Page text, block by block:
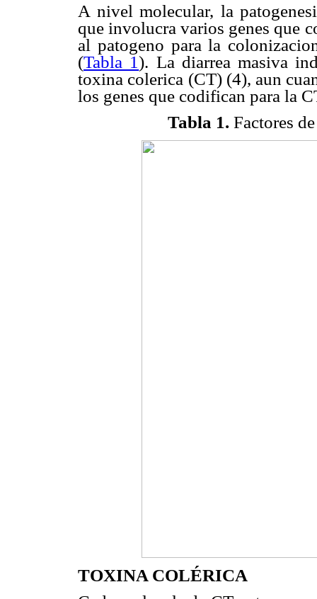
A nivel molecular, la
que involucra varios genes que
al patogeno para la
(Tabla 1). La diarrea masiva
toxina colerica (CT) (4), aun
los genes que codifican para la
Tabla 1. Factores
TOXINA COLÉRICA